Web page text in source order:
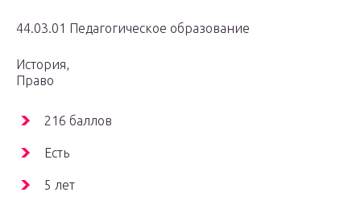
44.03.01 Педагогическое образование
История,
Право
216 баллов
Есть
5 лет